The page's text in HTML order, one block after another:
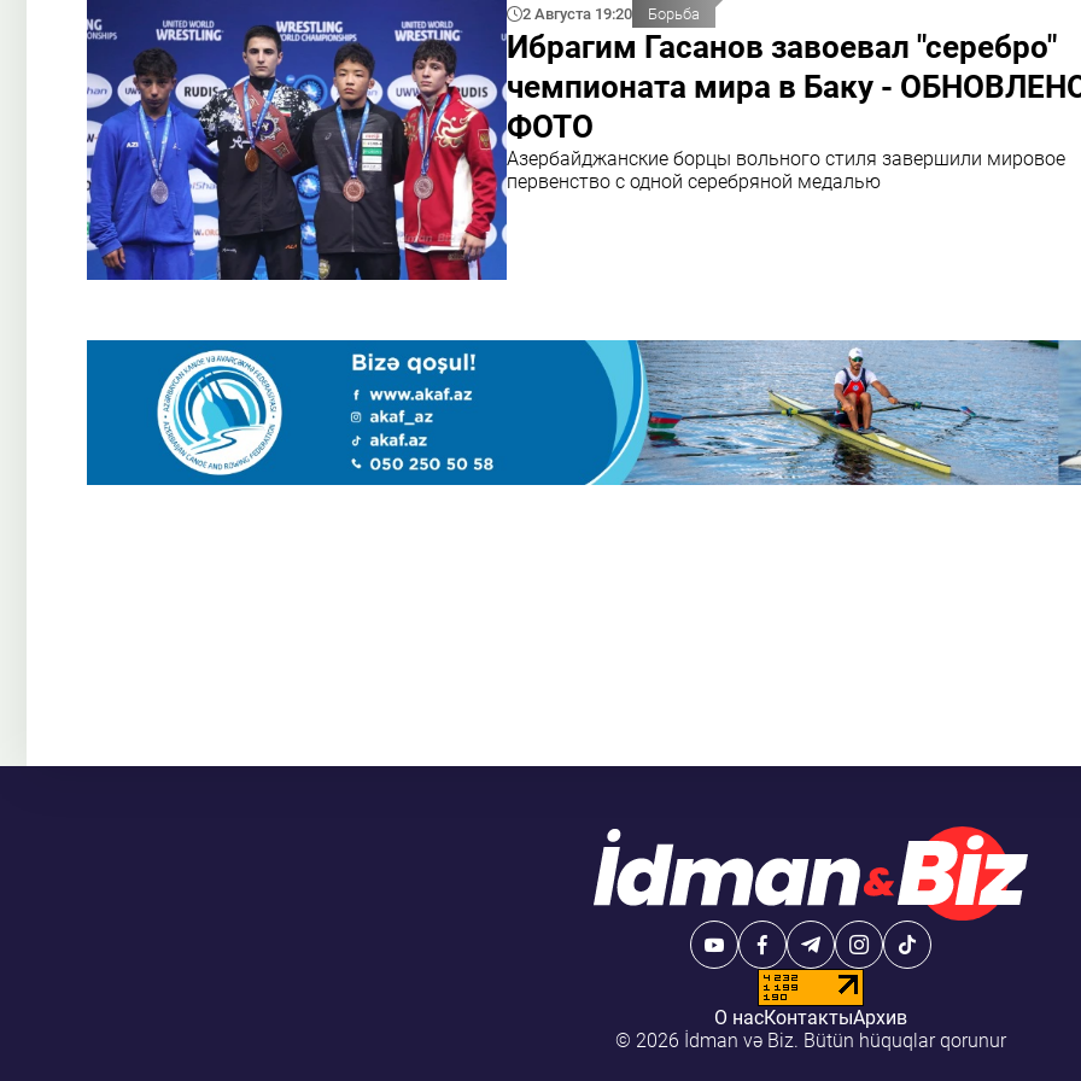
2 Августа 19:20 Борьба
Ибрагим Гасанов завоевал "серебро"
чемпионата мира в Баку -
ФОТО
Азербайджанские борцы вольного стиля завершили мировое
первенство с одной серебряной медалью
О насКонтактыАрхив
© 2026 İdman və Biz. Bütün hüquqlar qorunur